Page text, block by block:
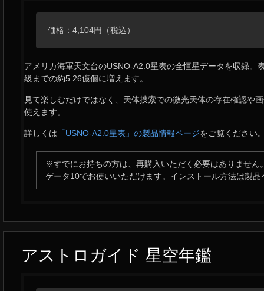
価格：4,104円（税込）
アメリカ海軍天文台のUSNO-A2.0星表の全恒星データを収録
級までの約5.26億個に増えます。
見て楽しむだけではなく、天体捜索での微光天体の存在確認や
使えます。
詳しくは 「USNO-A2.0星表」の製品情報ページをご覧ください
※すでにお持ちの方は、再購入いただく必要はありませ
ゲータ10でお使いいただけます。インストール方法は製
アストロガイド 星空年鑑